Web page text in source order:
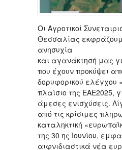
Οι Αγροτικοί
Θεσσαλίας
ανησυχία
και αγανάκτησή μας
που έχουν προκύψει
δορυφορικού ελέγχου
πλαίσιο της ΕΑΕ2025,
άμεσες ενισχύσεις.
από τις κρίσιμες
καταληκτική
της 30 ης Ιουνίου,
αιφνιδιαστικά νέα